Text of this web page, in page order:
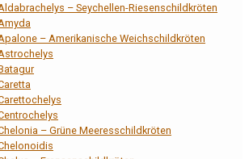
– Seychellen-Riesenschildkröten
– Amerikanische Weichschildkröten
– Grüne Meeresschildkröten